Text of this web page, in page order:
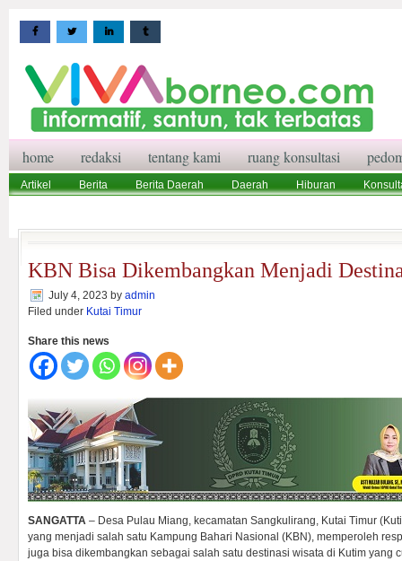
home redaksi tentang kami ruang konsultasi
Artikel Berita Berita Daerah Daerah Hiburan
KBN Bisa Dikembangkan Menjadi
July 4, 2023 by admin
Filed under Kutai Timur
Share this news
SANGATTA – Desa Pulau Miang, kecamatan Sangkulirang, Kutai Timur
yang menjadi salah satu Kampung Bahari Nasional (KBN), memperoleh
juga bisa dikembangkan sebagai salah satu destinasi wisata di Kutim yang